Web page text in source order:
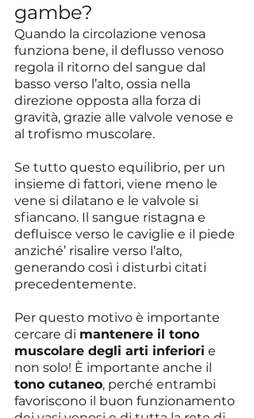
gambe?
Quando la circolazione venosa
funziona bene, il deflusso venoso
regola il ritorno del sangue dal
basso verso l’alto, ossia nella
direzione opposta alla forza di
gravità, grazie alle valvole venose e
al trofismo muscolare.
Se tutto questo equilibrio, per un
insieme di fattori, viene meno le
vene si dilatano e le valvole si
sfiancano. Il sangue ristagna e
defluisce verso le caviglie e il piede
anziché’ risalire verso l’alto,
generando così i disturbi citati
precedentemente.
Per questo motivo è importante
cercare di mantenere il tono
muscolare degli arti inferiori e
non solo! È importante anche il
tono cutaneo, perché entrambi
favoriscono il buon funzionamento